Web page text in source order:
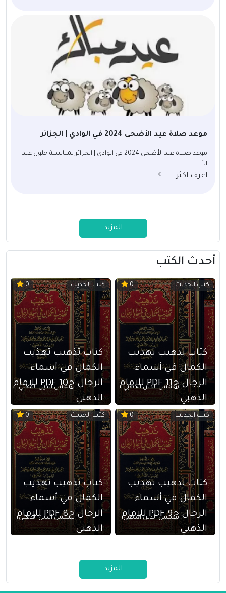
موعد صلاة عيد الأضحى 2024 في الوادي | الجزائر
موعد صلاة عيد الأضحى 2024 في الوادي | الجزائر بمناسبة حلول عيد
الأ...
اعرف اكثر
المزيد
أحدث الكتب
كتب الحديث 0
كتاب تذهيب تهذيب
الكمال في أسماء
الرجال ج11 PDF للإمام
الذهبي
شمس الدين الذهبي
كتب الحديث 0
كتاب تذهيب تهذيب
الكمال في أسماء
الرجال ج10 PDF للإمام
الذهبي
شمس الدين الذهبي
كتب الحديث 0
كتاب تذهيب تهذيب
الكمال في أسماء
الرجال ج9 PDF للإمام
الذهبي
شمس الدين الذهبي
كتب الحديث 0
كتاب تذهيب تهذيب
الكمال في أسماء
الرجال ج8 PDF للإمام
الذهبي
شمس الدين الذهبي
المزيد